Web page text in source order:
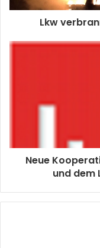
Lkw
Neue
und dem